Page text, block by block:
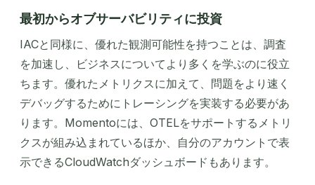
最初からオブサーバビリティに投資
IACと同様に、優れた観測可能性を持つことは、調査
を加速し、ビジネスについてより多くを学ぶのに役立
ちます。優れたメトリクスに加えて、問題をより速く
デバッグするためにトレーシングを実装する必要があ
ります。Momentoには、OTELをサポートするメトリ
クスが組み込まれているほか、自分のアカウントで表
示できるCloudWatchダッシュボードもあります。